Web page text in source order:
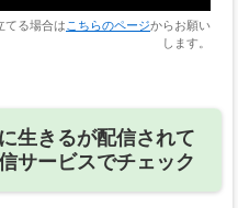
てる場合は こちらのページからお願い
します。
生きるが配信されて
サービスでチェック